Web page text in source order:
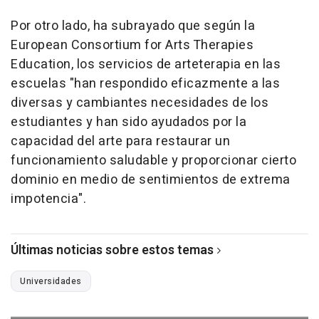
Por otro lado, ha subrayado que según la
European Consortium for Arts Therapies
Education, los servicios de arteterapia en las
escuelas "han respondido eficazmente a las
diversas y cambiantes necesidades de los
estudiantes y han sido ayudados por la
capacidad del arte para restaurar un
funcionamiento saludable y proporcionar cierto
dominio en medio de sentimientos de extrema
impotencia".
Últimas noticias sobre estos temas
Universidades